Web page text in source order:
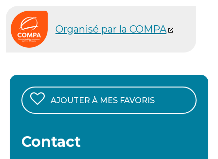
Organisé par la COMPA
AJOUTER À MES FAVORIS
Contact